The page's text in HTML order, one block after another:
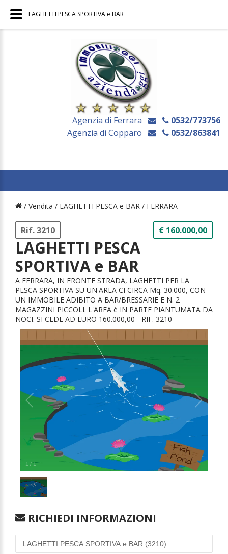
Agenzia di Ferrara
0532/773756
Agenzia di Copparo
0532/863841
/ Vendita / LAGHETTI PESCA e BAR / FERRARA
Rif. 3210 € 160.000,00
LAGHETTI PESCA
SPORTIVA e BAR
A FERRARA, IN FRONTE STRADA, LAGHETTI PER LA
PESCA SPORTIVA SU UN'AREA CI CIRCA Mq. 30.000, CON
UN IMMOBILE ADIBITO A BAR/BRESSARIE E N. 2
MAGAZZINI PICCOLI. L'AREA è IN PARTE PIANTUMATA DA
NOCI. SI CEDE AD EURO 160.000,00 - RIF. 3210
1 / 1
RICHIEDI INFORMAZIONI
LAGHETTI PESCA SPORTIVA e BAR